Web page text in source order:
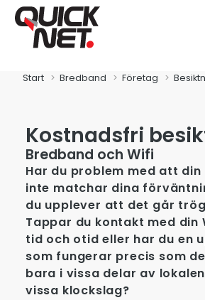
Start Bredband Företag
Kostnadsfri
Bredband och Wifi
Har du problem med att
inte matchar dina
du upplever att det går
Tappar du kontakt med din
tid och otid eller har du en
som fungerar precis som
bara i vissa delar av
vissa klockslag?